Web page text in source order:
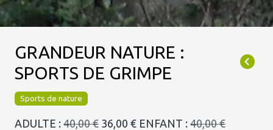
GRANDEUR NATURE :
SPORTS DE GRIMPE
Sports de nature
ADULTE : 40,00 € 36,00 € ENFANT : 40,00 €